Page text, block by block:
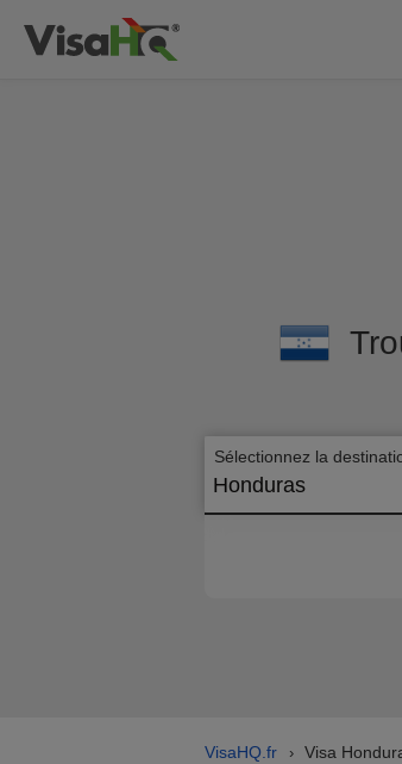
Sélectionnez la
Honduras
VisaHQ.fr › Visa